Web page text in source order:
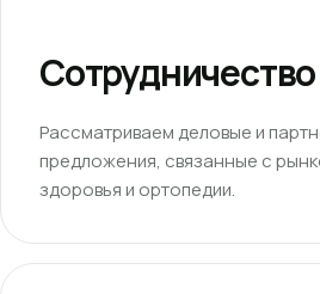
Сотрудничество
Рассматриваем деловые и
предложения, связанные с
здоровья и ортопедии.